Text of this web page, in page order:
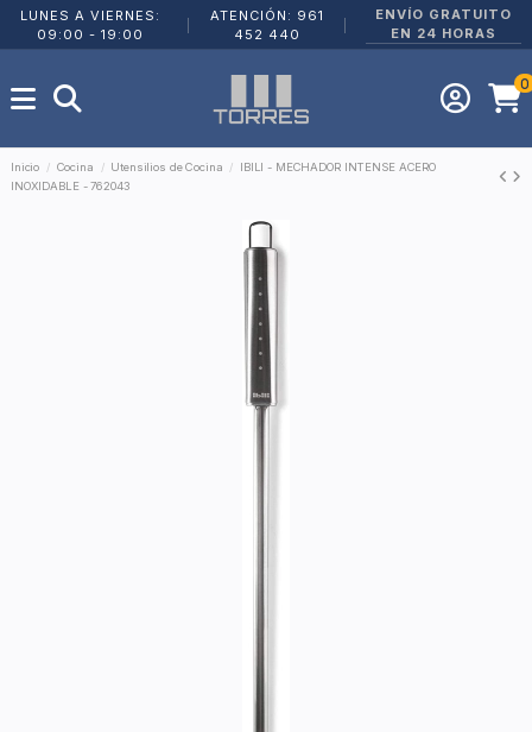
LUNES A VIERNES:
09:00 - 19:00
ATENCIÓN: 961
452 440
ENVÍO GRATUITO
EN 24 HORAS
0
Inicio Cocina Utensilios de Cocina
IBILI - MECHADOR INTENSE ACERO
INOXIDABLE - 762043